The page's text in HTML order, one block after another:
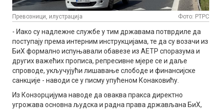
Превозници, илустрација Фото: РТРС
- Иако су надлежне службе у тим државама потврдиле да
поступају према интерним инструкцијама, те да су возачи из
БиХ формално испуњавали обавезе из АЕТР споразума и
других важећих прописа, репресивне мјере се и даље
спроводе, укључујући лишавање слободе и финансијске
санкције - наводи се у писму упућеном Конаковићу.
Из Конзорцијума наводе да оваква пракса директно
угрожава основна људска и радна права држављана БиХ,